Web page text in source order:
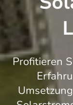
Profitieren